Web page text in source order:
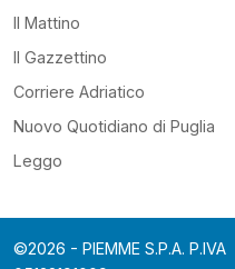
Il Mattino
Il Gazzettino
Corriere Adriatico
Nuovo Quotidiano di Puglia
Leggo
©2026 - PIEMME S.P.A. P.IVA